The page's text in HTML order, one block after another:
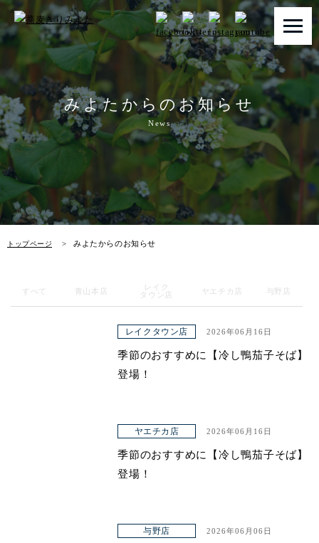
みよたからのお知らせ
News
トップページ みよたからのお知らせ
トップページ
みよたとは
みよたのこだわり
畑だより
メニュー
お知らせ
アクセス
すべて 青山本店
レイク
タウン店
ヤエチカ店 与野店
レイクタウン店 2026年06月16日
季節のおすすめに【冷し鴨茄子そば】
登場！
ヤエチカ店 2026年06月16日
季節のおすすめに【冷し鴨茄子そば】
登場！
与野店 2026年06月06日